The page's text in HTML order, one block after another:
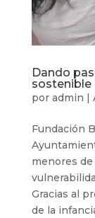
Dando
sostenible
por admin |
Fundación
menores de
Gracias al
de la